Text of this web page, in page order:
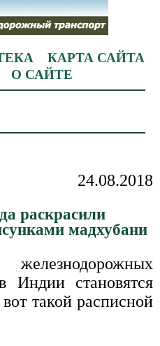
КАРТА САЙТА
О САЙТЕ
24.08.2018
раскрасили
мадхубани
Индии становятся
такой расписной